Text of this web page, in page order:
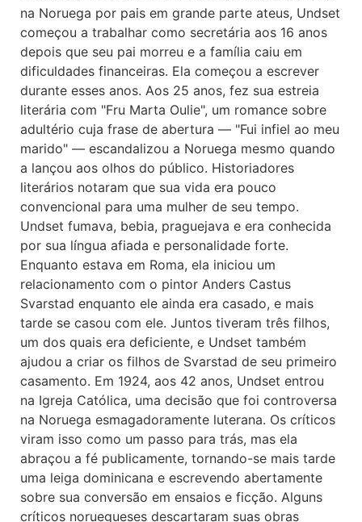
na Noruega por pais em grande parte ateus, Undset
começou a trabalhar como secretária aos 16 anos
depois que seu pai morreu e a família caiu em
dificuldades financeiras. Ela começou a escrever
durante esses anos. Aos 25 anos, fez sua estreia
literária com "Fru Marta Oulie", um romance sobre
adultério cuja frase de abertura — "Fui infiel ao meu
marido" — escandalizou a Noruega mesmo quando
a lançou aos olhos do público. Historiadores
literários notaram que sua vida era pouco
convencional para uma mulher de seu tempo.
Undset fumava, bebia, praguejava e era conhecida
por sua língua afiada e personalidade forte.
Enquanto estava em Roma, ela iniciou um
relacionamento com o pintor Anders Castus
Svarstad enquanto ele ainda era casado, e mais
tarde se casou com ele. Juntos tiveram três filhos,
um dos quais era deficiente, e Undset também
ajudou a criar os filhos de Svarstad de seu primeiro
casamento. Em 1924, aos 42 anos, Undset entrou
na Igreja Católica, uma decisão que foi controversa
na Noruega esmagadoramente luterana. Os críticos
viram isso como um passo para trás, mas ela
abraçou a fé publicamente, tornando-se mais tarde
uma leiga dominicana e escrevendo abertamente
sobre sua conversão em ensaios e ficção. Alguns
críticos noruegueses descartaram suas obras